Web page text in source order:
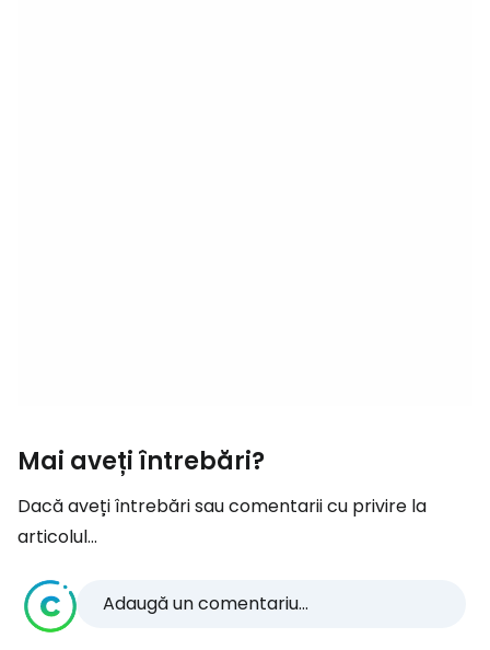
Mai aveți întrebări?
Dacă aveți întrebări sau comentarii cu privire la
articolul...
Adaugă un comentariu...